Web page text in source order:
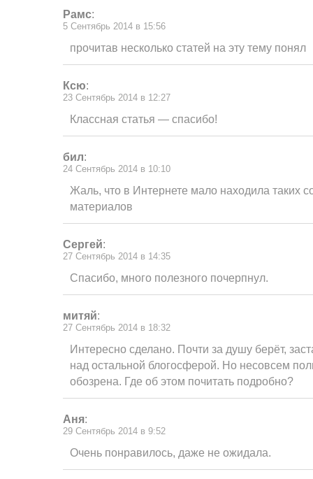
Рамс:
5 Сентябрь 2014 в 15:56
прочитав несколько статей на эту тему понял
Ксю:
23 Сентябрь 2014 в 12:27
Классная статья — спасибо!
бил:
24 Сентябрь 2014 в 10:10
Жаль, что в Интернете мало находила таких
материалов
Сергей:
27 Сентябрь 2014 в 14:35
Спасибо, много полезного почерпнул.
митяй:
27 Сентябрь 2014 в 18:32
Интересно сделано. Почти за душу берёт,
над остальной блогосферой. Но несовсем
обозрена. Где об этом почитать подробно?
Аня:
29 Сентябрь 2014 в 9:52
Очень понравилось, даже не ожидала.